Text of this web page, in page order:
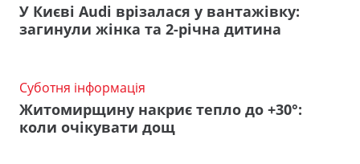
У Києві Audi врізалася у вантажівку:
загинули жінка та 2-річна дитина
Суботня інформація
Житомирщину накриє тепло до +30°:
коли очікувати дощ